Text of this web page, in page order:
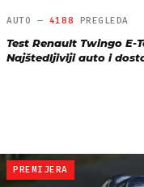
AUTO — 4188 PREGLEDA
Test Renault Twingo E-
Najštedljiviji auto i
PREMIJERA